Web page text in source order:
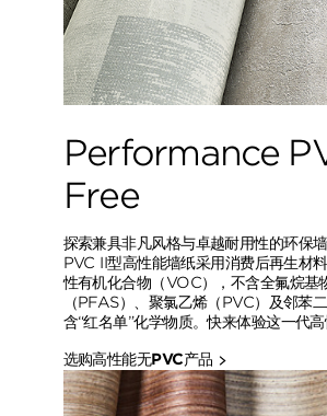
Performance
Free
探索兼具非凡风格与卓越耐用性的环保
PVC II型高性能墙纸采用消费后再生材
性有机化合物（VOC），不含全氟烷基
（PFAS）、聚氯乙烯（PVC）及邻苯
含“红名单”化学物质。快来体验这一代高
选购高性能无PVC产品